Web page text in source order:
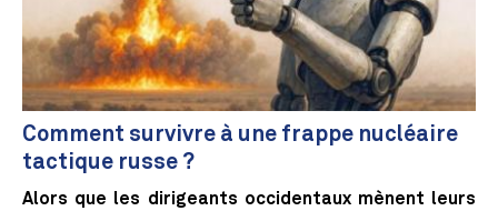
Comment survivre à une frappe nucléaire
tactique russe ?
Alors que les dirigeants occidentaux mènent leurs